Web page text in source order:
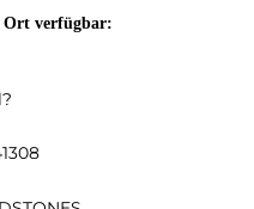
verfügbar: